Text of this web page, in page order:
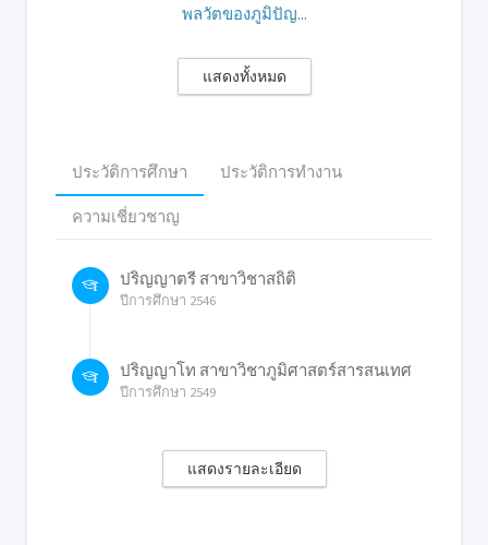
พลวัตของภูมิปัญ...
แสดงทั้งหมด
ประวัติการศึกษา ประวัติการทำงาน
ความเชี่ยวชาญ
ปริญญาตรี สาขาวิชาสถิติ
ปีการศึกษา 2546
ปริญญาโท สาขาวิชาภูมิศาสตร์สารสนเทศ
ปีการศึกษา 2549
แสดงรายละเอียด